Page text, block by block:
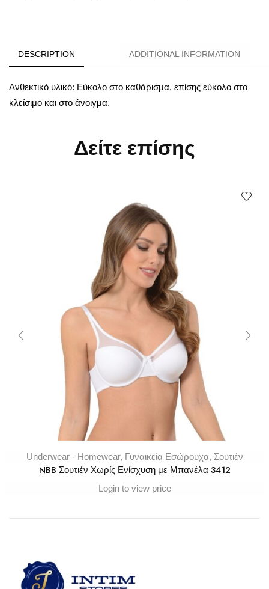
DESCRIPTION ADDITIONAL INFORMATION
Ανθεκτικό υλικό: Εύκολο στο καθάρισμα, επίσης εύκολο στο
κλείσιμο και στο άνοιγμα.
Δείτε επίσης
Underwear - Homewear, Γυναικεία Εσώρουχα, Σουτιέν
NBB Σουτιέν Χωρίς Ενίσχυση με Μπανέλα 3412
Login to view price